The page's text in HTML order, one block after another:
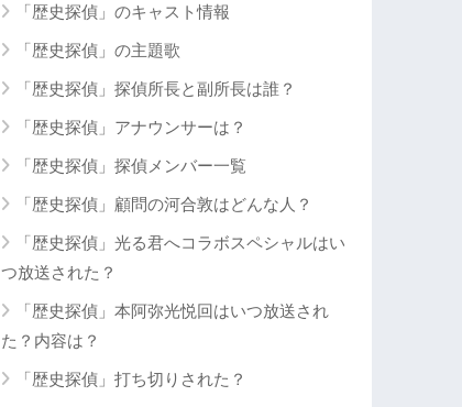
「歴史探偵」のキャスト情報
「歴史探偵」の主題歌
「歴史探偵」探偵所長と副所長は誰？
「歴史探偵」アナウンサーは？
「歴史探偵」探偵メンバー一覧
「歴史探偵」顧問の河合敦はどんな人？
「歴史探偵」光る君へコラボスペシャルはい
つ放送された？
「歴史探偵」本阿弥光悦回はいつ放送され
た？内容は？
「歴史探偵」打ち切りされた？